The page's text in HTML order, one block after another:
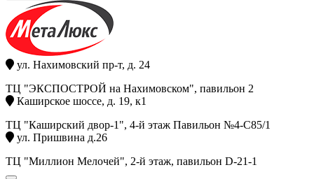
ул. Нахимовский пр-т, д. 24
ТЦ "ЭКСПОСТРОЙ на Нахимовском", павильон 2
Каширское шоссе, д. 19, к1
ТЦ "Каширский двор-1", 4-й этаж Павильон №4-С85/1
ул. Пришвина д.26
ТЦ "Миллион Мелочей", 2-й этаж, павильон D-21-1